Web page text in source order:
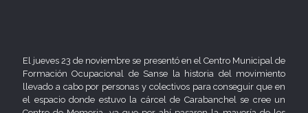
El jueves 23 de noviembre se presentó en el Centro Municipal de
Formación Ocupacional de Sanse la historia del movimiento
llevado a cabo por personas y colectivos para conseguir que en
el espacio donde estuvo la cárcel de Carabanchel se cree un